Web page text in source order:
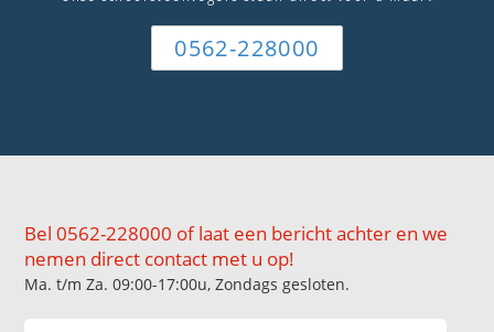
0562-228000
Bel 0562-228000 of laat een bericht achter en we
nemen direct contact met u op!
Ma. t/m Za. 09:00-17:00u, Zondags gesloten.